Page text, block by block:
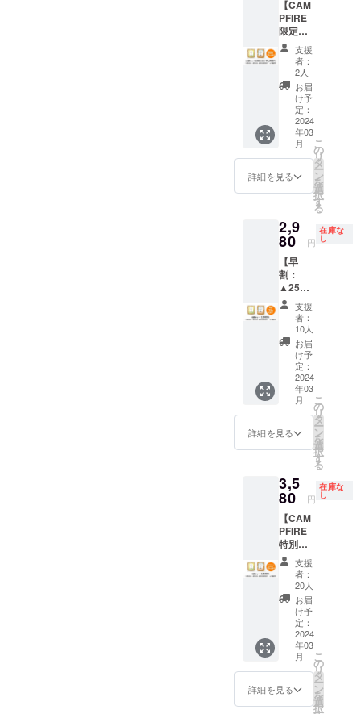
「お魚
（鮭）
ごはん
✕ 4袋」
「お肉
（鶏）
ごは
ん・お
（鮭）
ごはん
を各2袋
ずつ
（計4
り方・
お食事
量の目
安】 商
品お届
けの際
に同梱
される
冊子に
詳しく
記載し
ていま
すの
で、そ
ちらを
読みい
ただい
上がり
くださ
い。
【レシ
ピにつ
いて】
＜お肉
ごはん
（鶏）
＞ 国産
の鶏肉
をふん
だんに
使っ
た、う
たっぷ
りの定
ンカウ
ンセリ
ング付
き ★予
定販売
価格
（11,88
円/2024
年3月中
旬発売
開始予
定）か
ら
セット
に、林
美彩先
生によ
るオン
ライン
カウン
セリン
グ（1回
45分：
11,000
円相
当）が
セット
になっ
た限定
セット
※レシピ
びくだ
さい：
「お肉
（鶏）
ごはん
✕ 16
袋」
「お魚
（鮭）
ごはん
✕ 16
袋」
「お肉
（鶏）
ごは
魚
（鮭）
【CAM
PFIRE
限定価
格：
▲15%
OFF】
「獣医
師 林美
彩の長
生き犬
ごは
ん」16
袋セッ
ト（定
期便）1
年分 ★
（単品
購入よ
りも
▲20%
OFF）
が更に
▲15%
OFF（2
024年3
月中旬
発売開
始予
定） ※
レシピ
をお選
びくだ
さい：
✕ 16
袋」
「お魚
（鮭）
ごはん
✕ 16
袋」
「お肉
（鶏）
ごは
ん・お
（鮭）
ごはん
を各8袋
ずつ
（計16
支援
者：
2人
お届
け予
定：
2024
年03
月
詳細を見る
こ
の
リ
タ
ー
ン
を
選
択
す
る
2,9
80 円
在庫な
し
【早
割：
▲25%
OFF】
「獣医
師 林美
彩の長
生き犬
ごは
ん」4袋
セット
★予定
販売価
格
（3,980
円/2024
旬発売
開始予
定）の
▲25%
OFFで
お試し
いただ
ける早
割セッ
トで
す。 ※
レシピ
をお選
びくだ
さい：
「お肉
（鶏）
支援
者：
10人
お届
け予
定：
2024
年03
月
詳細を見る
こ
の
リ
タ
ー
ン
を
選
択
す
る
3,5
80 円
在庫な
し
【CAM
PFIRE
特別価
格：
▲10%
OFF】
「獣医
師 林美
彩の長
生き犬
ごは
ん」4袋
セット
★予定
販売価
支援
者：
20人
お届
け予
定：
2024
年03
月
詳細を見る
こ
の
リ
タ
ー
ン
を
選
択